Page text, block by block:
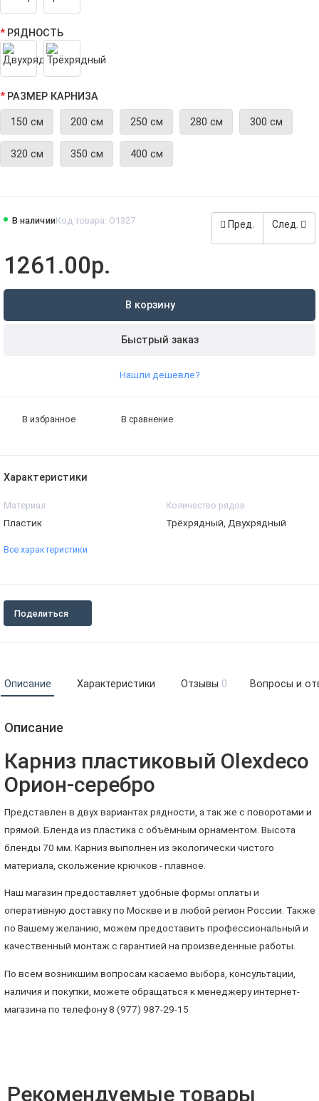
Пред. След.
В наличииКод товара: O1327
1261.00р.
В корзину
Быстрый заказ
Нашли дешевле?
В избранное В сравнение
РЯДНОСТЬ
РАЗМЕР КАРНИЗА
150 см 200 см 250 см 280 см 300 см
320 см 350 см 400 см
Характеристики
Материал
Пластик
Количество рядов
Трёхрядный, Двухрядный
Все характеристики
Поделиться
Описание Характеристики Отзывы 0 Вопросы и
Описание
Карниз пластиковый Olexdeco
Орион-серебро
Представлен в двух вариантах рядности, а так же с поворотами и
прямой. Бленда из пластика с объёмным орнаментом. Высота
бленды 70 мм. Карниз выполнен из экологически чистого
материала, скольжение крючков - плавное.
Наш магазин предоставляет удобные формы оплаты и
оперативную доставку по Москве и в любой регион России. Также
по Вашему желанию, можем предоставить профессиональный и
качественный монтаж с гарантией на произведенные работы.
По всем возникшим вопросам касаемо выбора, консультации,
наличия и покупки, можете обращаться к менеджеру интернет-
магазина по телефону 8 (977) 987-29-15
Рекомендуемые товары